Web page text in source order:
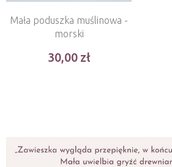
Mała poduszka muślinowa -
morski
30,00